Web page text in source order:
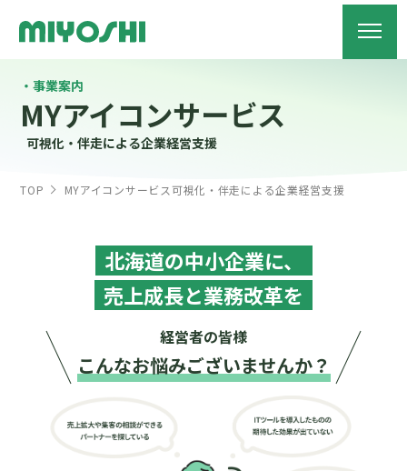
事業案内
MYアイコンサービス
可視化・伴走による企業経営支援
TOP MYアイコンサービス可視化・伴走による企業経営支援
北海道の中小企業に、
売上成長と業務改革を
経営者の皆様
こんなお悩みございませんか？